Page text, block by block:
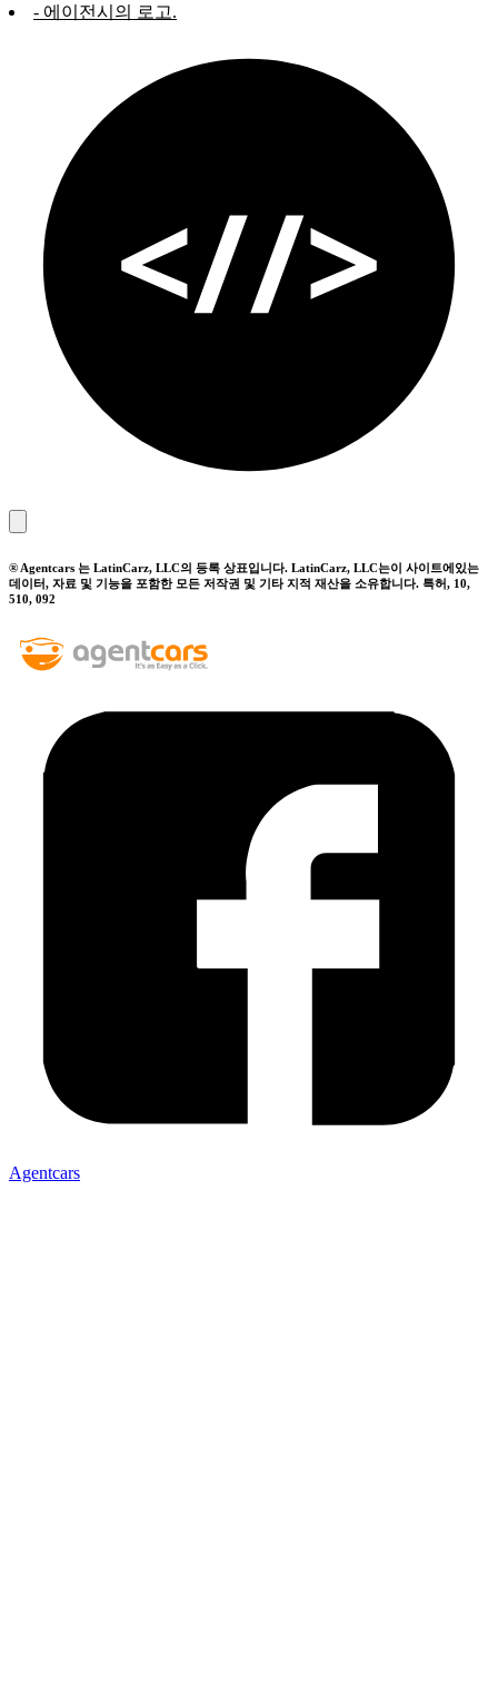
- 에이전시의 로고.
® Agentcars 는 LatinCarz, LLC의 등록 상표입니다. LatinCarz, LLC는이 사이트에있는
데이터, 자료 및 기능을 포함한 모든 저작권 및 기타 지적 재산을 소유합니다. 특허, 10,
510, 092
Agentcars